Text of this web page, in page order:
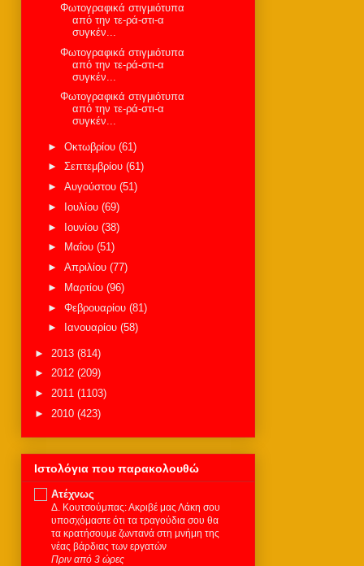
Φωτογραφικά στιγμιότυπα
από την τε-ρά-στι-α
συγκέν...
Φωτογραφικά στιγμιότυπα
από την τε-ρά-στι-α
συγκέν...
Φωτογραφικά στιγμιότυπα
από την τε-ρά-στι-α
συγκέν...
► Οκτωβρίου (61)
► Σεπτεμβρίου (61)
► Αυγούστου (51)
►
Ιουλίου (69)
► Ιουνίου (38)
►
Μαΐου (51)
► Απριλίου (77)
►
Μαρτίου (96)
► Φεβρουαρίου (81)
►
Ιανουαρίου (58)
► 2013 (814)
► 2012 (209)
► 2011 (1103)
► 2010 (423)
Ιστολόγια που παρακολουθώ
Ατέχνως
Δ. Κουτσούμπας: Ακριβέ μας Λάκη σου
υποσχόμαστε ότι τα τραγούδια σου θα
τα κρατήσουμε ζωντανά στη μνήμη της
νέας βάρδιας των εργατών
Πριν από 3 ώρες